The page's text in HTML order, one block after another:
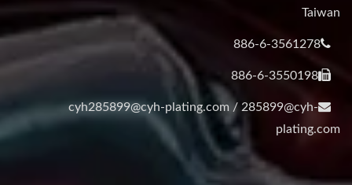
Taiwan
886-6-3561278
886-6-3550198
cyh285899@cyh-plating.com / 285899@cyh-
plating.com